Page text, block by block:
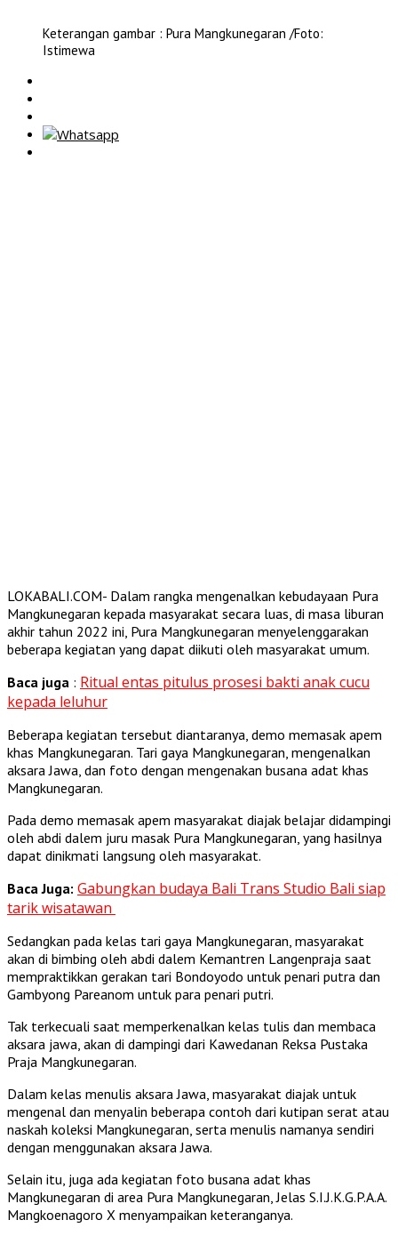
Keterangan gambar : Pura Mangkunegaran /Foto:
Istimewa
LOKABALI.COM- Dalam rangka mengenalkan kebudayaan Pura
Mangkunegaran kepada masyarakat secara luas, di masa liburan
akhir tahun 2022 ini, Pura Mangkunegaran menyelenggarakan
beberapa kegiatan yang dapat diikuti oleh masyarakat umum.
Baca juga : Ritual entas pitulus prosesi bakti anak cucu
kepada leluhur
Beberapa kegiatan tersebut diantaranya, demo memasak apem
khas Mangkunegaran. Tari gaya Mangkunegaran, mengenalkan
aksara Jawa, dan foto dengan mengenakan busana adat khas
Mangkunegaran.
Pada demo memasak apem masyarakat diajak belajar didampingi
oleh abdi dalem juru masak Pura Mangkunegaran, yang hasilnya
dapat dinikmati langsung oleh masyarakat.
Baca Juga: Gabungkan budaya Bali Trans Studio Bali siap
tarik wisatawan
Sedangkan pada kelas tari gaya Mangkunegaran, masyarakat
akan di bimbing oleh abdi dalem Kemantren Langenpraja saat
mempraktikkan gerakan tari Bondoyodo untuk penari putra dan
Gambyong Pareanom untuk para penari putri.
Tak terkecuali saat memperkenalkan kelas tulis dan membaca
aksara jawa, akan di dampingi dari Kawedanan Reksa Pustaka
Praja Mangkunegaran.
Dalam kelas menulis aksara Jawa, masyarakat diajak untuk
mengenal dan menyalin beberapa contoh dari kutipan serat atau
naskah koleksi Mangkunegaran, serta menulis namanya sendiri
dengan menggunakan aksara Jawa.
Selain itu, juga ada kegiatan foto busana adat khas
Mangkunegaran di area Pura Mangkunegaran, Jelas S.I.J.K.G.P.A.A.
Mangkoenagoro X menyampaikan keteranganya.